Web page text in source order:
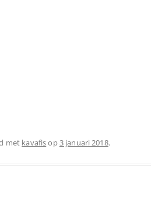
met kavafisop3 januari 2018.